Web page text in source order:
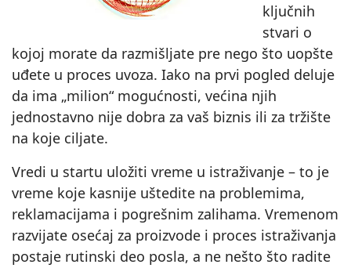
ključnih
stvari o
kojoj morate da razmišljate pre nego što uopšte
uđete u proces uvoza. Iako na prvi pogled deluje
da ima „milion“ mogućnosti, većina njih
jednostavno nije dobra za vaš biznis ili za tržište
na koje ciljate.
Vredi u startu uložiti vreme u istraživanje – to je
vreme koje kasnije uštedite na problemima,
reklamacijama i pogrešnim zalihama. Vremenom
razvijate osećaj za proizvode i proces istraživanja
postaje rutinski deo posla, a ne nešto što radite